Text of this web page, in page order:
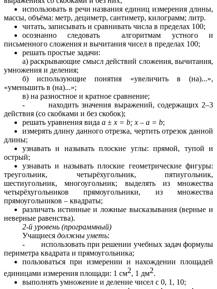
использовать в речи названия единиц измерения длины,
массы, объёма: метр, дециметр, сантиметр, килограмм; литр.
читать, записывать и сравнивать числа в пределах 100;
осознанно следовать алгоритмам устного и
письменного сложения и вычитания чисел в пределах 100;
решать простые задачи:
а) раскрывающие смысл действий сложения, вычитания,
умножения и деления;
б) использующие понятия «увеличить в (на)...»,
«уменьшить в (на)...»;
в) на разностное и кратное сравнение;
- находить значения выражений, содержащих 2–3
действия (со скобками и без скобок);
решать уравнения вида а ± х = b; х– а = b;
измерять длину данного отрезка, чертить отрезок данной
длины;
узнавать и называть плоские углы: прямой, тупой и
острый;
узнавать и называть плоские геометрические фигуры:
треугольник, четырёхугольник, пятиугольник,
шестиугольник, многоугольник; выделять из множества
четырёхугольников прямоугольники, из множества
прямоугольников – квадраты;
различать истинные и ложные высказывания (верные и
неверные равенства).
2-й уровень (программный)
Учащиеся должны уметь:
- использовать при решении учебных задач формулы
периметра квадрата и прямоугольника;
пользоваться при измерении и нахождении площадей
единицами измерения площади: 1 см2, 1 дм2.
выполнять умножение и деление чисел с 0, 1, 10;